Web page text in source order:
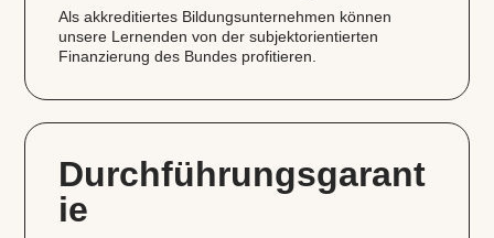
Als akkreditiertes Bildungsunternehmen können
unsere Lernenden von der subjektorientierten
Finanzierung des Bundes profitieren.
Durchführungsgarant
ie